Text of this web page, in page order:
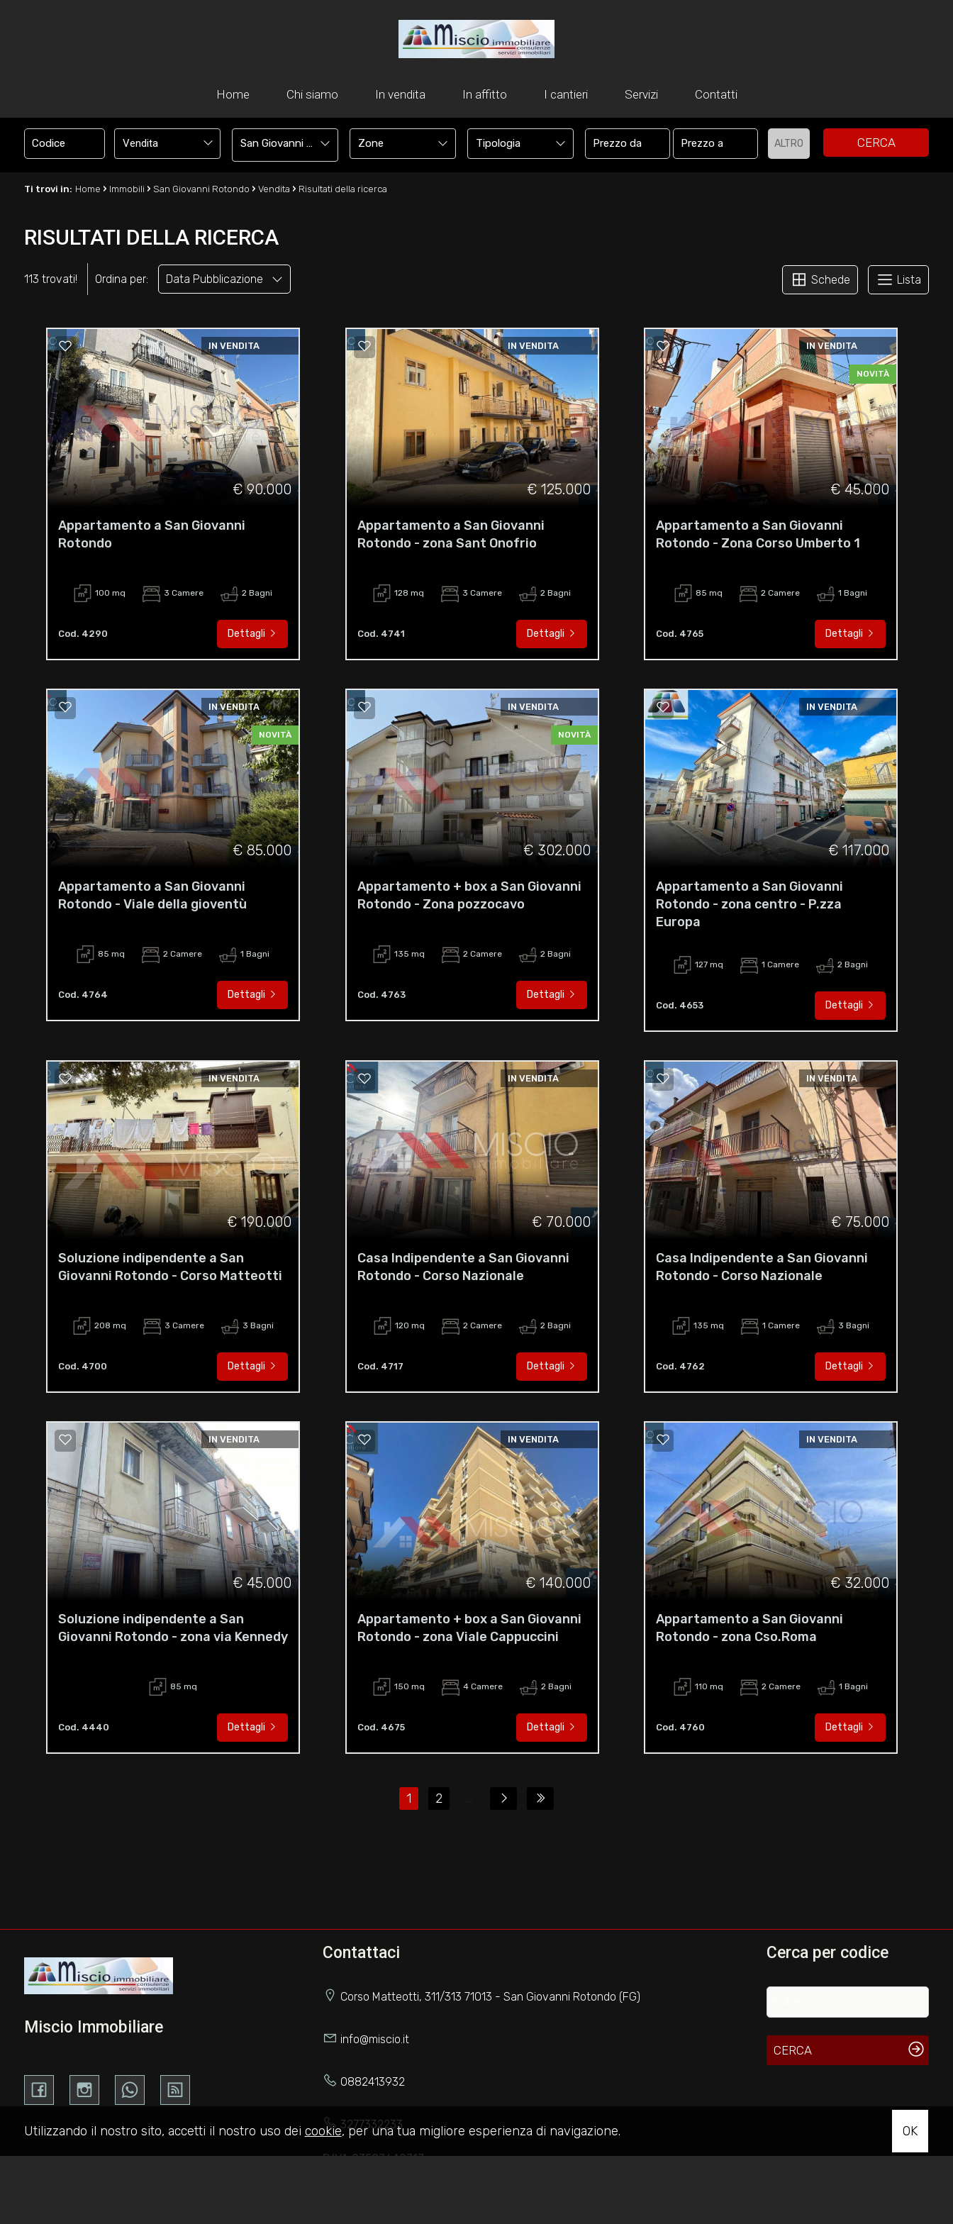
Home Chi siamo In vendita In affitto I cantieri Servizi Contatti
Vendita San Giovanni Rotondo ALTRO CERCA
Ti trovi in: Home › Immobili › San Giovanni Rotondo › Vendita › Risultati della ricerca
RISULTATI DELLA RICERCA
113 trovati! Ordina per: Data Pubblicazione Schede Lista
IN VENDITA
€ 90.000
Appartamento a San Giovanni
Rotondo
100 mq 3 Camere 2 Bagni
Cod. 4290 Dettagli
IN VENDITA
€ 125.000
Appartamento a San Giovanni
Rotondo - zona Sant Onofrio
128 mq 3 Camere 2 Bagni
Cod. 4741 Dettagli
IN VENDITA
NOVITÀ
€ 45.000
Appartamento a San Giovanni
Rotondo - Zona Corso Umberto 1
85 mq 2 Camere 1 Bagni
Cod. 4765 Dettagli
IN VENDITA
NOVITÀ
€ 85.000
Appartamento a San Giovanni
Rotondo - Viale della gioventù
85 mq 2 Camere 1 Bagni
Cod. 4764 Dettagli
IN VENDITA
NOVITÀ
€ 302.000
Appartamento + box a San Giovanni
Rotondo - Zona pozzocavo
135 mq 2 Camere 2 Bagni
Cod. 4763 Dettagli
IN VENDITA
€ 117.000
Appartamento a San Giovanni
Rotondo - zona centro - P.zza
Europa
127 mq 1 Camere 2 Bagni
Cod. 4653 Dettagli
IN VENDITA
€ 190.000
Soluzione indipendente a San
Giovanni Rotondo - Corso Matteotti
208 mq 3 Camere 3 Bagni
Cod. 4700 Dettagli
IN VENDITA
€ 70.000
Casa Indipendente a San Giovanni
Rotondo - Corso Nazionale
120 mq 2 Camere 2 Bagni
Cod. 4717 Dettagli
IN VENDITA
€ 75.000
Casa Indipendente a San Giovanni
Rotondo - Corso Nazionale
135 mq 1 Camere 3 Bagni
Cod. 4762 Dettagli
IN VENDITA
€ 45.000
Soluzione indipendente a San
Giovanni Rotondo - zona via Kennedy
85 mq
Cod. 4440 Dettagli
IN VENDITA
€ 140.000
Appartamento + box a San Giovanni
Rotondo - zona Viale Cappuccini
150 mq 4 Camere 2 Bagni
Cod. 4675 Dettagli
IN VENDITA
€ 32.000
Appartamento a San Giovanni
Rotondo - zona Cso.Roma
110 mq 2 Camere 1 Bagni
Cod. 4760 Dettagli
1 2
Miscio Immobiliare
Contattaci
Corso Matteotti, 311/313 71013 - San Giovanni Rotondo (FG)
info@miscio.it
0882413932
3277332233
P.IVA 03597640717
Cerca per codice
CERCA
Utilizzando il nostro sito, accetti il nostro uso dei cookie, per una tua migliore esperienza di navigazione. OK